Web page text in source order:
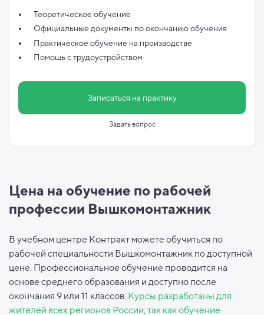
Теоретическое обучение
Официальные документы поокончанию обучения
Практическое обучение на производстве
Помощь с трудоустройством
Записаться на практику
Задать вопрос
Цена на обучение по рабочей
профессии Вышкомонтажник
В учебном центре Контракт можете обучиться по
рабочей специальности Вышкомонтажник по доступной
цене. Профессиональное обучение проводится на
основе среднего образования и доступно после
окончания 9 или 11 классов. Курсы разработаны для
жителей всех регионов России, так как обучение